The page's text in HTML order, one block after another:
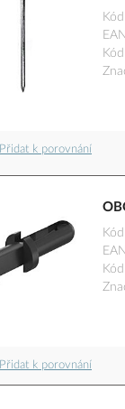
EAN
Přidat k porovnání
EAN
Přidat k porovnání